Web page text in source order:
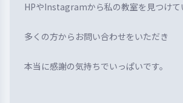
HPやInstagramから私の教室を見つけて
多くの方からお問い合わせをいただき
本当に感謝の気持ちでいっぱいです。